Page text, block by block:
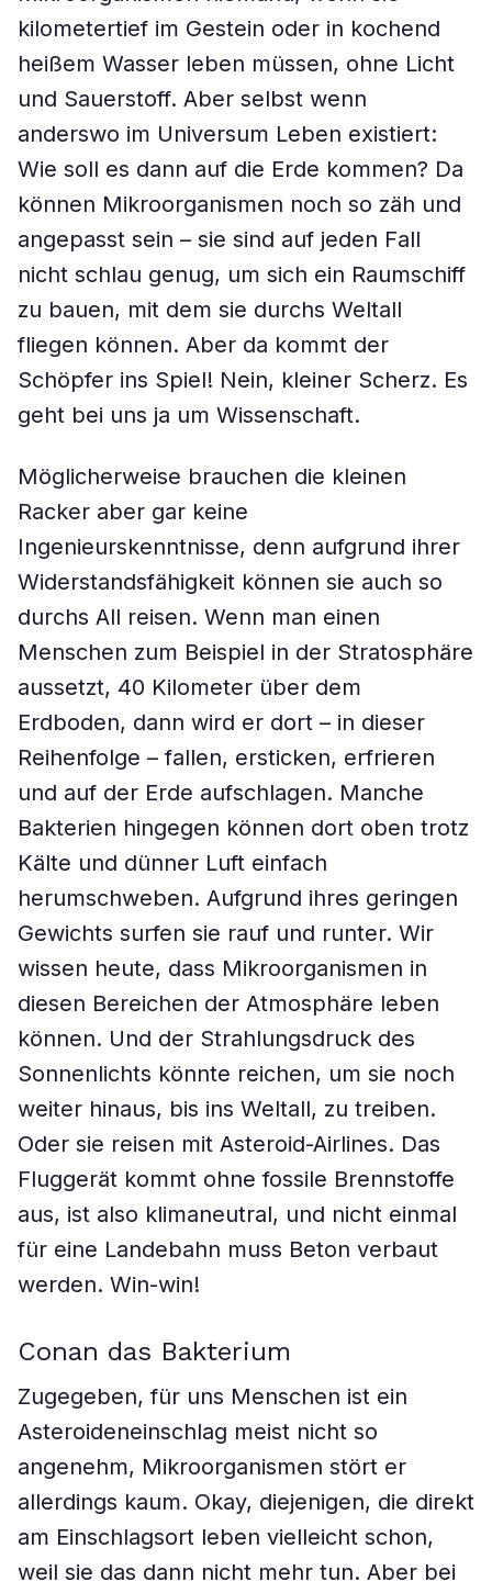
kilometertief im Gestein oder in kochend
heißem Wasser leben müssen, ohne Licht
und Sauerstoff. Aber selbst wenn
anderswo im Universum Leben existiert:
Wie soll es dann auf die Erde kommen? Da
können Mikroorganismen noch so zäh und
angepasst sein – sie sind auf jeden Fall
nicht schlau genug, um sich ein Raumschiff
zu bauen, mit dem sie durchs Weltall
fliegen können. Aber da kommt der
Schöpfer ins Spiel! Nein, kleiner Scherz. Es
geht bei uns ja um Wissenschaft.
Möglicherweise brauchen die kleinen
Racker aber gar keine
Ingenieurskenntnisse, denn aufgrund ihrer
Widerstandsfähigkeit können sie auch so
durchs All reisen. Wenn man einen
Menschen zum Beispiel in der Stratosphäre
aussetzt, 40 Kilometer über dem
Erdboden, dann wird er dort – in dieser
Reihenfolge – fallen, ersticken, erfrieren
und auf der Erde aufschlagen. Manche
Bakterien hingegen können dort oben trotz
Kälte und dünner Luft einfach
herumschweben. Aufgrund ihres geringen
Gewichts surfen sie rauf und runter. Wir
wissen heute, dass Mikroorganismen in
diesen Bereichen der Atmosphäre leben
können. Und der Strahlungsdruck des
Sonnenlichts könnte reichen, um sie noch
weiter hinaus, bis ins Weltall, zu treiben.
Oder sie reisen mit Asteroid-Airlines. Das
Fluggerät kommt ohne fossile Brennstoffe
aus, ist also klimaneutral, und nicht einmal
für eine Landebahn muss Beton verbaut
werden. Win-win!
Conan das Bakterium
Zugegeben, für uns Menschen ist ein
Asteroideneinschlag meist nicht so
angenehm, Mikroorganismen stört er
allerdings kaum. Okay, diejenigen, die direkt
am Einschlagsort leben vielleicht schon,
weil sie das dann nicht mehr tun. Aber bei